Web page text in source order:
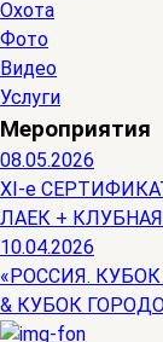
Охота
Фото
Видео
Услуги
Мероприятия
08.05.2026
ХI-е
ЛАЕК +
10.04.2026
«РОССИЯ.
& КУБОК